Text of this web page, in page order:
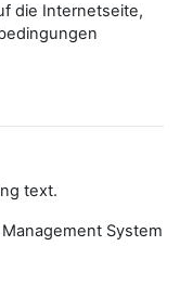
die Internetseite,
text.
System